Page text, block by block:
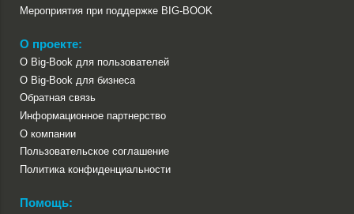
Мероприятия при поддержке BIG-BOOK
О проекте:
О Big-Book для пользователей
О Big-Book для бизнеса
Обратная связь
Информационное партнерство
О компании
Пользовательское соглашение
Политика конфиденциальности
Помощь: